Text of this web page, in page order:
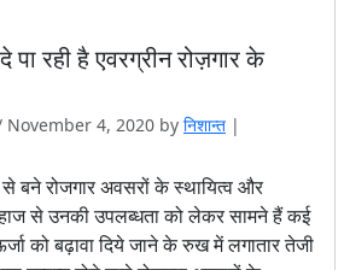
पा रही है एवरग्रीन रोज़गार के
November 4, 2020 by निशान्त |
से बने रोजगार अवसरों के स्‍थायित्‍व और
से उनकी उपलब्‍धता को लेकर सामने हैं कई
को बढ़ावा दिये जाने के रुख में लगातार तेजी